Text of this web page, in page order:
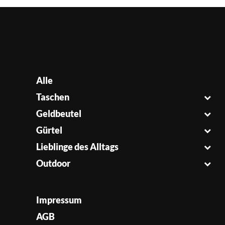
Alle
Taschen
Geldbeutel
Gürtel
Lieblinge des Alltags
Outdoor
Impressum
AGB